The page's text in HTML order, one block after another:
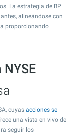
La estrategia de BP
alineándose con
proporcionando
cuyas acciones se
una vista en vivo de
seguir los